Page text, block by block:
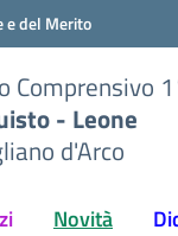
e del Merito
Comprensivo
- Leone
d'Arco
Novità